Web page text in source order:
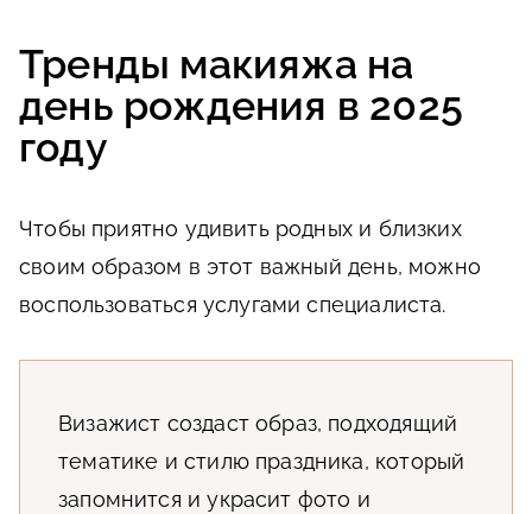
Тренды макияжа на
день рождения в 2025
году
Чтобы приятно удивить родных и близких
своим образом в этот важный день, можно
воспользоваться услугами специалиста.
Визажист создаст образ, подходящий
тематике и стилю праздника, который
запомнится и украсит фото и